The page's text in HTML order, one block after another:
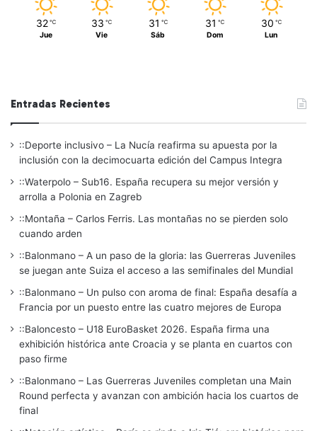
32 ℃
Jue
33 ℃
Vie
31 ℃
Sáb
31 ℃
Dom
30 ℃
Lun
Entradas Recientes
::Deporte inclusivo – La Nucía reafirma su apuesta por la
inclusión con la decimocuarta edición del Campus Integra
::Waterpolo – Sub16. España recupera su mejor versión y
arrolla a Polonia en Zagreb
::Montaña – Carlos Ferris. Las montañas no se pierden solo
cuando arden
::Balonmano – A un paso de la gloria: las Guerreras Juveniles
se juegan ante Suiza el acceso a las semifinales del Mundial
::Balonmano – Un pulso con aroma de final: España desafía a
Francia por un puesto entre las cuatro mejores de Europa
::Baloncesto – U18 EuroBasket 2026. España firma una
exhibición histórica ante Croacia y se planta en cuartos con
paso firme
::Balonmano – Las Guerreras Juveniles completan una Main
Round perfecta y avanzan con ambición hacia los cuartos de
final